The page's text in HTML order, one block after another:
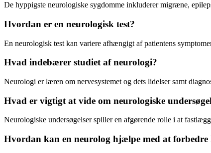
De hyppigste neurologiske sygdomme inkluderer migræne,
Hvordan er en neurologisk test?
En neurologisk test kan variere afhængigt af patientens
Hvad indebærer studiet af neurologi?
Neurologi er læren om nervesystemet og dets lidelser samt
Hvad er vigtigt at vide om neurologiske
Neurologiske undersøgelser spiller en afgørende rolle i at
Hvordan kan en neurolog hjælpe med at forbedre